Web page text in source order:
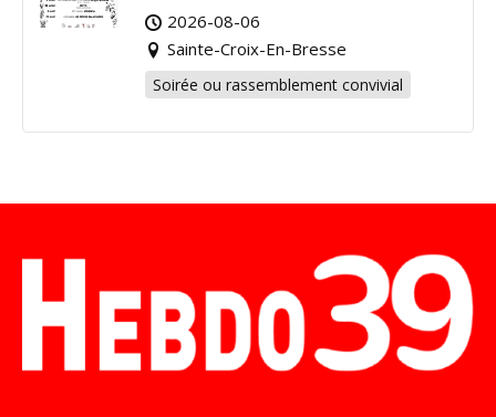
Dansants pour Prolonger l’Été
!
2026-08-06
Sainte-Croix-En-Bresse
Soirée ou rassemblement convivial